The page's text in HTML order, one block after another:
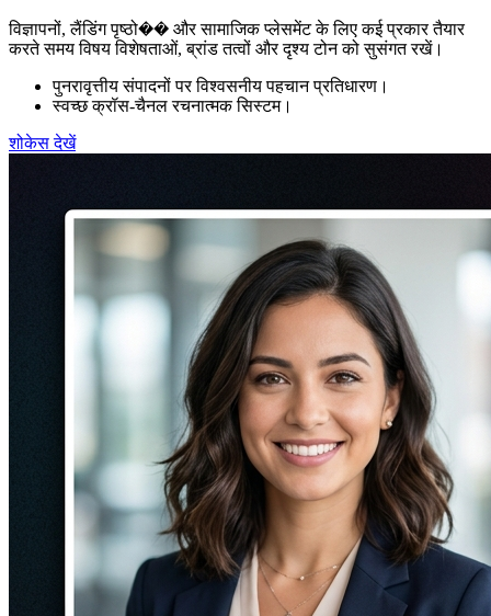
विज्ञापनों, लैंडिंग पृष्ठो�� और सामाजिक प्लेसमेंट के लिए कई प्रकार तैयार
करते समय विषय विशेषताओं, ब्रांड तत्वों और दृश्य टोन को सुसंगत रखें।
पुनरावृत्तीय संपादनों पर विश्वसनीय पहचान प्रतिधारण।
स्वच्छ क्रॉस-चैनल रचनात्मक सिस्टम।
शोकेस देखें